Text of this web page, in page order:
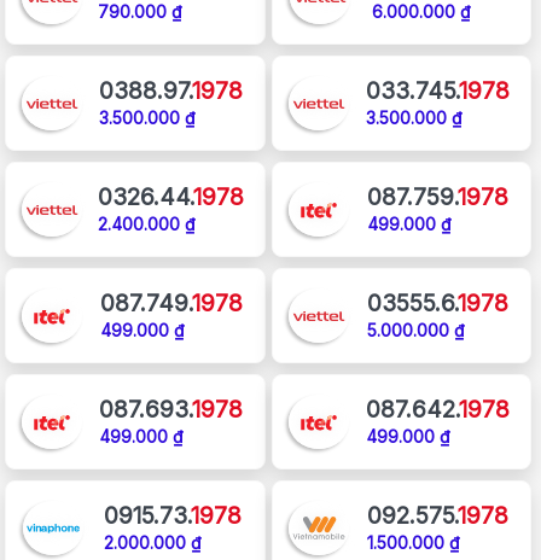
790.000 ₫ 6.000.000 ₫
0388.97.1978
3.500.000 ₫
033.745.1978
3.500.000 ₫
0326.44.1978
2.400.000 ₫
087.759.1978
499.000 ₫
087.749.1978
499.000 ₫
03555.6.1978
5.000.000 ₫
087.693.1978
499.000 ₫
087.642.1978
499.000 ₫
0915.73.1978
2.000.000 ₫
092.575.1978
1.500.000 ₫